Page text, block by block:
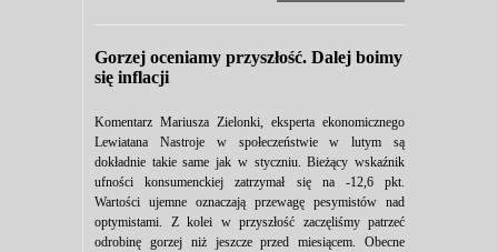
Gorzej oceniamy przyszłość. Dalej boimy
się inflacji
Komentarz Mariusza Zielonki, eksperta ekonomicznego
Lewiatana Nastroje w społeczeństwie w lutym są
dokładnie takie same jak w styczniu. Bieżący wskaźnik
ufności konsumenckiej zatrzymał się na -12,6 pkt.
Wartości ujemne oznaczają przewagę pesymistów nad
optymistami. Z kolei w przyszłość zaczęliśmy patrzeć
odrobinę gorzej niż jeszcze przed miesiącem. Obecne